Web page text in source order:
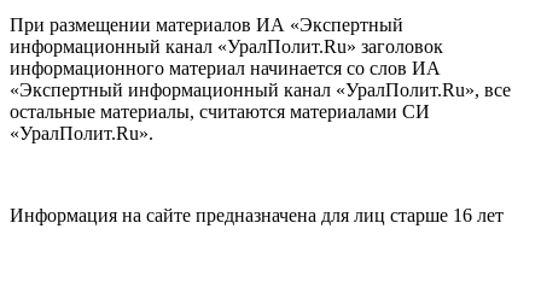
При размещении материалов ИА «Экспертный
информационный канал «УралПолит.Ru» заголовок
информационного материал начинается со слов ИА
«Экспертный информационный канал «УралПолит.Ru», все
остальные материалы, считаются материалами СИ
«УралПолит.Ru».
Информация на сайте предназначена для лиц старше 16 лет